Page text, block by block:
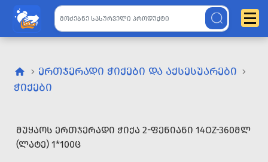
ᲔᲠᲗᲯᲔᲠᲐᲓᲘ ᲭᲘᲥᲔᲑᲘ ᲓᲐ ᲐᲥᲡᲔᲡᲣᲐᲠᲔᲑᲘ
ᲭᲘᲥᲔᲑᲘ
ᲛᲣᲧᲐᲝᲡ ᲔᲠᲗᲯᲔᲠᲐᲓᲘ ᲭᲘᲥᲐ 2-ᲤᲔᲜᲘᲐᲜᲘ 14OZ-360ᲛᲚ
(ᲚᲐᲢᲔ) 1*100Ც